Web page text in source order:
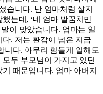
습니다. 난 엄마처럼 살지
는데, ‘네 엄마 발꿈치만
이 맞았습니다. 엄마는 일
. 저는 환갑이 넘은 지금
니다. 아무리 힘들게 일해도
두 부모님이 가지고 있던
때문입니다. 엄마 아버지